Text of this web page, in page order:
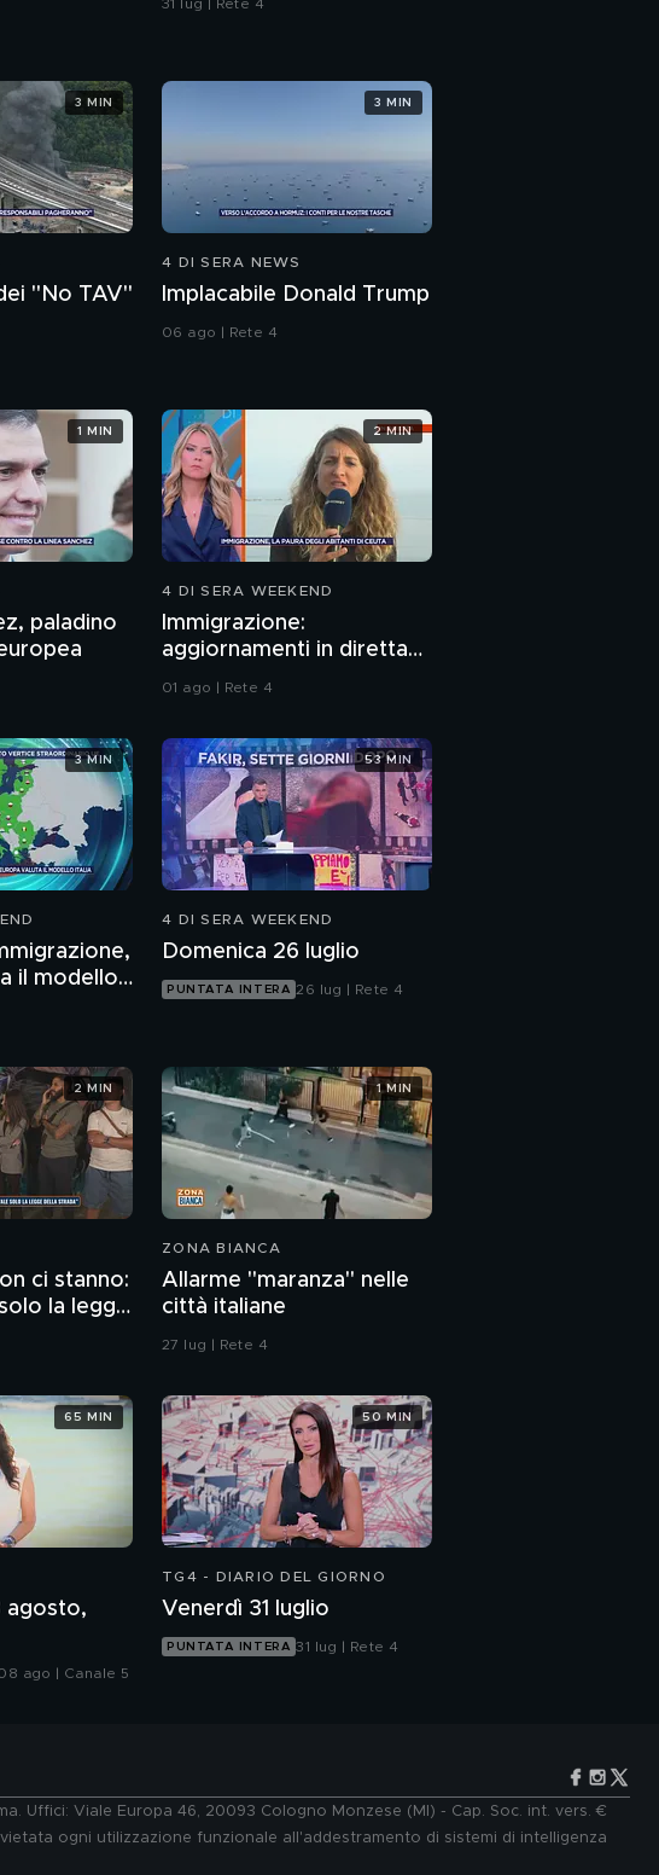
31 lug | Rete 4
"No TAV"
3 MIN
4 DI SERA NEWS
Implacabile Donald Trump
06 ago | Rete 4
3 MIN
paladino
1 MIN
4 DI SERA WEEKEND
Immigrazione:
aggiornamenti in diretta
da Ceuta
01 ago | Rete 4
2 MIN
il modello
3 MIN
4 DI SERA WEEKEND
Domenica 26 luglio
PUNTATA INTERA 26 lug | Rete 4
53 MIN
ci stanno:
la legge
2 MIN
ZONA BIANCA
Allarme "maranza" nelle
città italiane
27 lug | Rete 4
1 MIN
agosto,
ago | Canale 5
65 MIN
TG4 - DIARIO DEL GIORNO
Venerdì 31 luglio
PUNTATA INTERA 31 lug | Rete 4
50 MIN
Uffici: Viale Europa 46, 20093 Cologno Monzese (MI) - Cap. Soc. int. vers. €
ogni utilizzazione funzionale all'addestramento di sistemi di intelligenza